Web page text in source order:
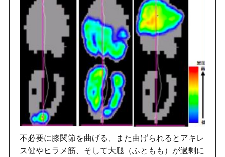
不必要に膝関節を曲げる、また曲げられるとアキレ
ス健やヒラメ筋、そして大腿（ふともも）が過剰に